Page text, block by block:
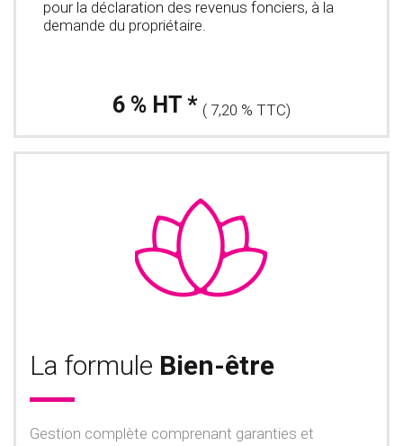
pour la déclaration des revenus fonciers, à la
demande du propriétaire.
6 % HT * ( 7,20 % TTC)
La formule Bien-être
Gestion complète comprenant garanties et